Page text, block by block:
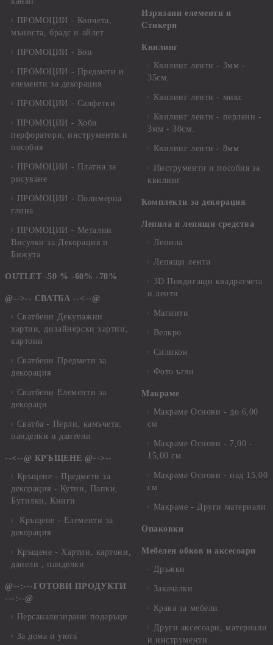
ПРОМОЦИИ - Копчета,
мъниста, брадс и айлет
ПРОМОЦИИ - Бои
ПРОМОЦИИ - Предмети и
елементи за декорация
ПРОМОЦИИ - Салфетки
ПРОМОЦИИ - Хоби
перфоратори, инструменти и
пособия
ПРОМОЦИИ - Платна за
рисуване
ПРОМОЦИИ - Полимерна
глина
ПРОМОЦИИ - Метални
Висулки за Декорация и
Бижута
OUTLET -50 % -60% -70%
@-->-- СВАТБА --<--@
Сватбени Декупажни
хартии, дизайнерски хартии,
картони
Сватбени Предмети за
декорация
Сватбени Елементи за
декораци
Сватба - Перли, камъчета,
панделки и дантели
--<--@ КРЪЩЕНЕ @-->--
Кръщене - Предмети за
декорация - Кутии, Папки,
Бутилки, Книги
Кръщене - Елементи за
декорация
Кръщене - Хартии, картони,
данели , панделки
@--:---ГОТОВИ ПРОДУКТИ
---:--@
Персанализирани подаръци
За дома и уюта
Изрязани елементи и
Стикери
Квилинг
Квилинг ленти - 3мм -
35см.
Квилинг ленти - микс
Квилинг ленти - перлени -
3мм - 30см.
Квилинг ленти - 8мм
Инструменти и пособия за
квилинг
Комплекти за декорация
Лепила и лепящи средства
Лепила
Лепящи ленти
3D Повдигащи квадратчета
и ленти
Магнити
Велкро
Силикон
Фото ъгли
Макраме
Макраме Основи - до 6,00
см
Макраме Основи - 7,00 -
15,00 см
Макраме Основи - над 15,00
см
Макраме - Други материали
Опаковки
Мебелен обков и аксесоари
Дръжки
Закачалки
Крака за мебели
Други аксесоари, материали
и инструменти